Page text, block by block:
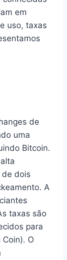
em
uso, taxas
de
uma
Bitcoin.
de dois
A
taxas são
para
O